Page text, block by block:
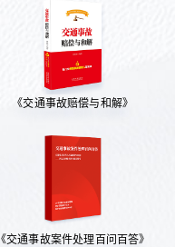
《交通事故赔偿与和解》
《交通事故案件处理百问百答》